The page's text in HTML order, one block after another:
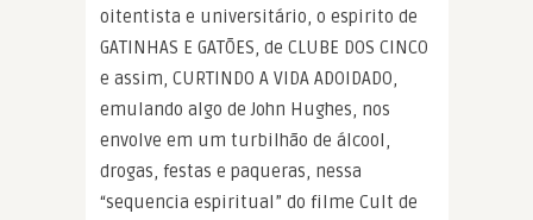
oitentista e universitário, o espirito de
GATINHAS E GATÕES, de CLUBE DOS CINCO
e assim, CURTINDO A VIDA ADOIDADO,
emulando algo de John Hughes, nos
envolve em um turbilhão de álcool,
drogas, festas e paqueras, nessa
“sequencia espiritual” do filme Cult de